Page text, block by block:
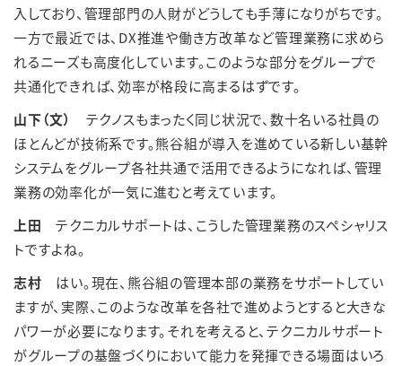
入しており、管理部門の人財がどうしても手薄になりがちです。
一方で最近では、DX推進や働き方改革など管理業務に求めら
れるニーズも高度化しています。このような部分をグループで
共通化できれば、効率が格段に高まるはずです。
山下（文）
テクノスもまったく同じ状況で、数十名いる社員の
ほとんどが技術系です。熊谷組が導入を進めている新しい基幹
システムをグループ各社共通で活用できるようになれば、管理
業務の効率化が一気に進むと考えています。
上田 テクニカルサポートは、こうした管理業務のスペシャリス
トですよね。
志村 はい。現在、熊谷組の管理本部の業務をサポートしてい
ますが、実際、このような改革を各社で進めようとすると大きな
パワーが必要になります。それを考えると、テクニカルサポート
がグループの基盤づくりにおいて能力を発揮できる場面はいろ